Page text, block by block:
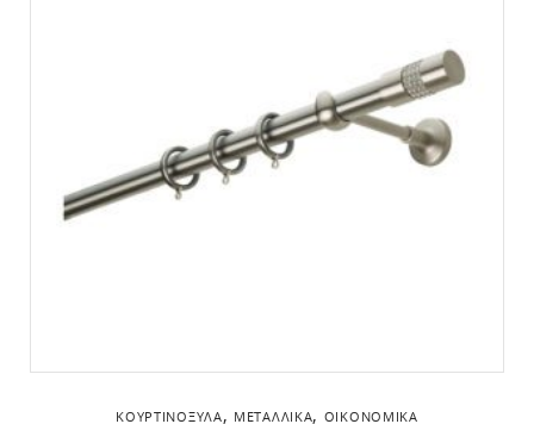
ΚΟΥΡΤΙΝΌΞΥΛΑ, ΜΕΤΑΛΛΙΚΆ, ΟΙΚΟΝΟΜΙΚΆ